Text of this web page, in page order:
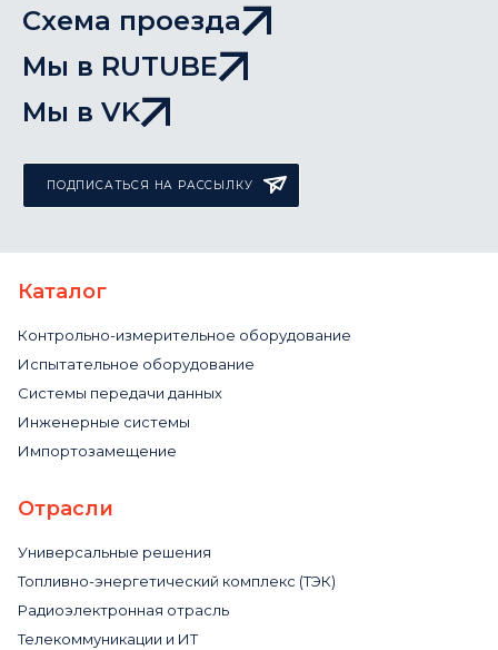
Схема проезда
Мы в RUTUBE
Мы в VK
ПОДПИСАТЬСЯ НА РАССЫЛКУ
Каталог
Контрольно-измерительное оборудование
Испытательное оборудование
Системы передачи данных
Инженерные системы
Импортозамещение
Отрасли
Универсальные решения
Топливно-энергетический комплекс (ТЭК)
Радиоэлектронная отрасль
Телекоммуникации и ИТ